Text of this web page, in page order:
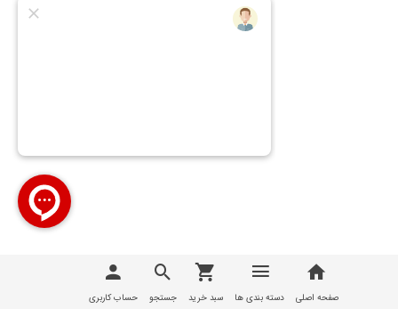
صفحه اصلی دسته بندی ها سبد خرید جستجو حساب کاربری
تمامی مطالب، عکس ها و... متعلق به سایت
تیوان صنعت |
T1Sanat